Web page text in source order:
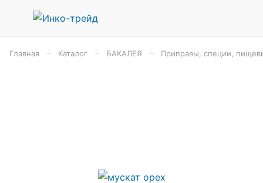
Главная Каталог БАКАЛЕЯ Приправы, специи,